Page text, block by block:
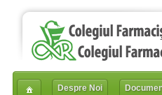
Despre Noi